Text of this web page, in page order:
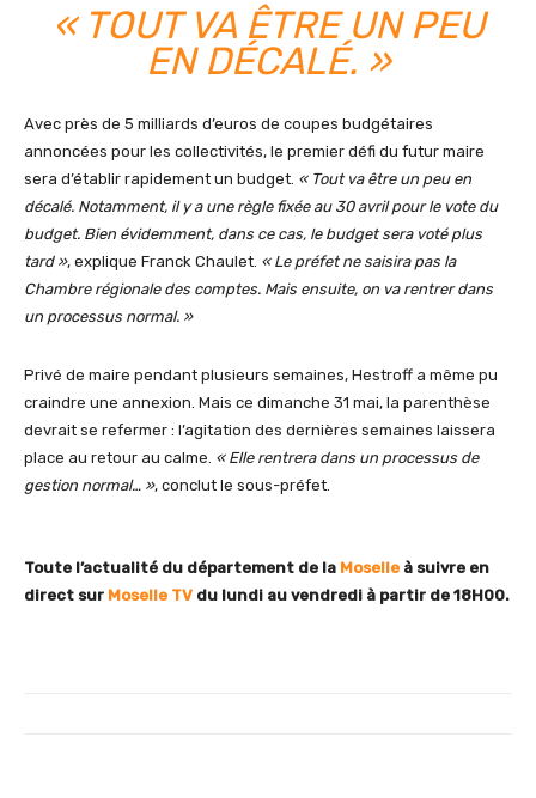
« TOUT VA ÊTRE UN PEU
EN DÉCALÉ. »
Avec près de 5 milliards d’euros de coupes budgétaires
annoncées pour les collectivités, le premier défi du futur maire
sera d’établir rapidement un budget. « Tout va être un peu en
décalé. Notamment, il y a une règle fixée au 30 avril pour le vote du
budget. Bien évidemment, dans ce cas, le budget sera voté plus
tard », explique Franck Chaulet. « Le préfet ne saisira pas la
Chambre régionale des comptes. Mais ensuite, on va rentrer dans
un processus normal. »
Privé de maire pendant plusieurs semaines, Hestroff a même pu
craindre une annexion. Mais ce dimanche 31 mai, la parenthèse
devrait se refermer : l’agitation des dernières semaines laissera
place au retour au calme. « Elle rentrera dans un processus de
gestion normal… », conclut le sous-préfet.
Toute l’actualité du département de la Moselle à suivre en
direct sur Moselle TV du lundi au vendredi à partir de 18H00.